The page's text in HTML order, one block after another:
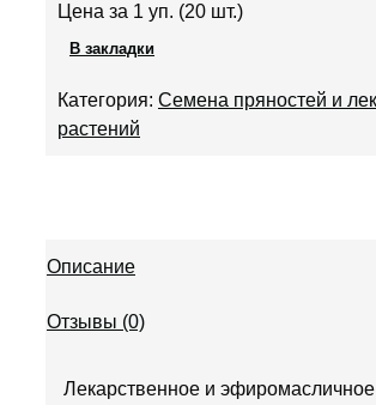
Цена за 1 уп. (20 шт.)
В закладки
Категория: Семена пряностей и
растений
Описание
Отзывы (0)
Лекарственное и эфиромасличное